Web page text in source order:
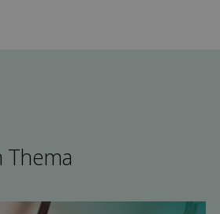
Thema